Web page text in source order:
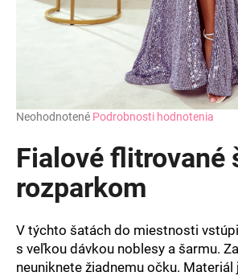
Priemerné
produktu
je
hviezdičiek.
Neohodnotené Podrobnosti hodnotenia
Fialové flitrované
rozparkom
V týchto šatách do miestnosti
s veľkou dávkou noblesy a šarmu.
neuniknete žiadnemu očku. Materiál